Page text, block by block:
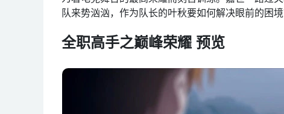
队来势汹汹，作为队长的叶秋要如何解决眼前的困
全职高手之巅峰荣耀 预览